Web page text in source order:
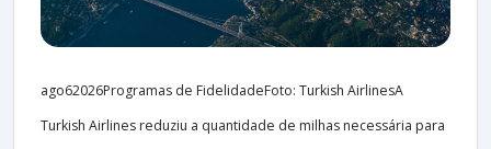
ago62026Programas de FidelidadeFoto: Turkish AirlinesA
Turkish Airlines reduziu a quantidade de milhas necessária para